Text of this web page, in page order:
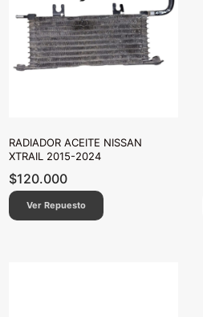
RADIADOR ACEITE NISSAN
XTRAIL 2015-2024
$120.000
Ver Repuesto